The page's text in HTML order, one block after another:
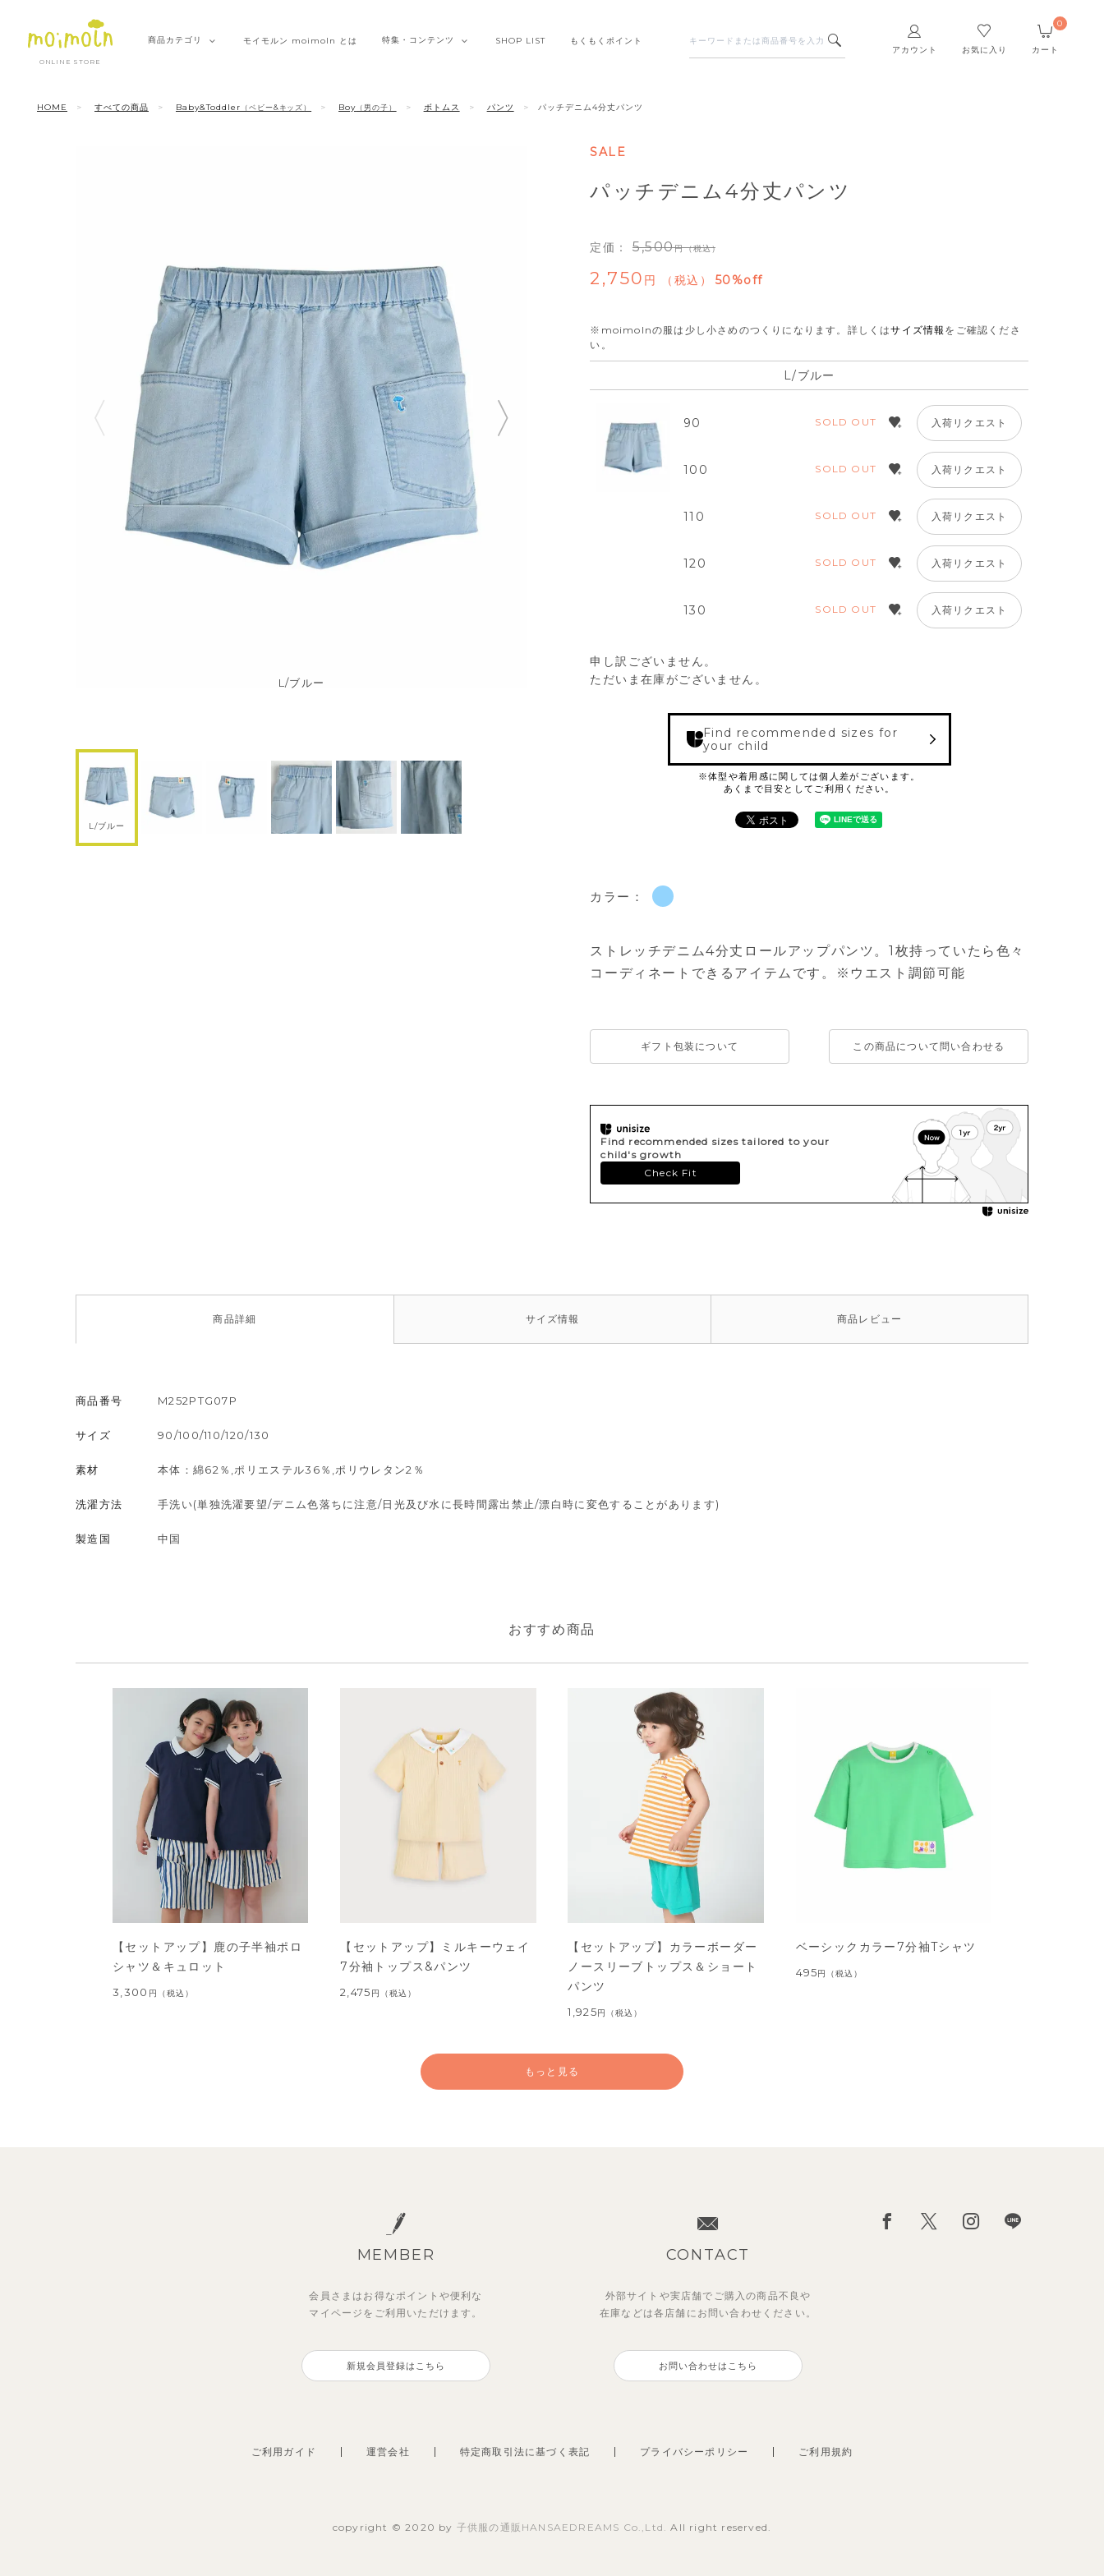
ONLINE STORE
アカウント お気に入り カート
0
商品カテゴリ モイモルン moimoln とは 特集・ コンテンツ SHOP LIST もくもくポイント
HOME すべての商品 Baby&Toddler （ベビー&キッズ） Boy （男の子） ボトムス パンツ パッチデニム4分丈パンツ
L/ブルー
L/ブルー
SALE
パッチデニム4分丈パンツ
定価： 5,500 （税込）
2,750 税込 50%off
※moimolnの服は少し小さめのつくりになります。 詳しくはサイズ情報 をご確認くださ
い。
L/ブルー
90 SOLD OUT 入荷リクエスト
100 SOLD OUT 入荷リクエスト
110 SOLD OUT 入荷リクエスト
120 SOLD OUT 入荷リクエスト
130 SOLD OUT 入荷リクエスト
申し訳ございません。
ただいま在庫がございません。
Find recommended sizes for
your child
カラー：
ストレッチデニム4分丈ロールアップパンツ。1枚持っていたら色々
コーディネートできるアイテムです。※ウエスト調節可能
ギフト包装について この商品について問い合わせる
Find recommended sizes tailored to your
child's growth
Check Fit
商品詳細 サイズ情報 商品 レビュー
商品番号 M252PTG07P
サイズ 90/100/110/120/130
素材 本体：綿62％,ポリエステル36％,ポリウレタン2％
洗濯方法 手洗い(単独洗濯要望/デニム色落ちに注意/日光及び水に長時間露出禁止/漂白時に変色することがあります)
製造国 中国
おすすめ商品
【セットアップ】鹿の子半袖ポロ
シャツ＆キュロット
3,300 円 （税込）
【セットアップ】ミルキーウェイ
7分袖トップス&パンツ
2,475 円 （税込）
【セットアップ】カラーボーダー
ノースリーブトップス＆ショート
パンツ
1,925円 （税込）
ベーシックカラー7分袖Tシャツ
495円 （税込）
ボンカラー幾何学柄半袖トップス
&パンツ
ーカラー半袖トップス＆ハーフパ
スリン半袖トップス＆ショートパ
シャツ＆パンツ
ショルダートップス&ショートパ
ボーダー柄フレンチスリーブTシ
もっと見る
MEMBER
会員さまはお得なポイントや便利な
マイページを ご利用いただけます。
新規会員登録はこちら
CONTACT
外部サイトや実店舗でご購入の商品不良や
在庫などは各店舗に お問い合わせください。
お問い合わせはこちら
ご利用ガイド 運営会社 特定商取引法に基づく表記 プライバシーポリシー ご利用規約
copyright © 2020 by 子供服の通販HANSAEDREAMS Co.,Ltd.All right reserved.